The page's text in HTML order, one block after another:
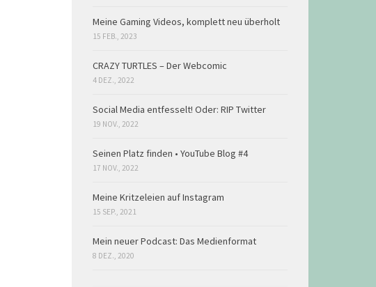
Meine Gaming Videos, komplett neu überholt
15 FEB., 2023
CRAZY TURTLES – Der Webcomic
4 DEZ., 2022
Social Media entfesselt! Oder: RIP Twitter
19 NOV., 2022
Seinen Platz finden • YouTube Blog #4
17 NOV., 2022
Meine Kritzeleien auf Instagram
15 SEP., 2021
Mein neuer Podcast: Das Medienformat
8 DEZ., 2020